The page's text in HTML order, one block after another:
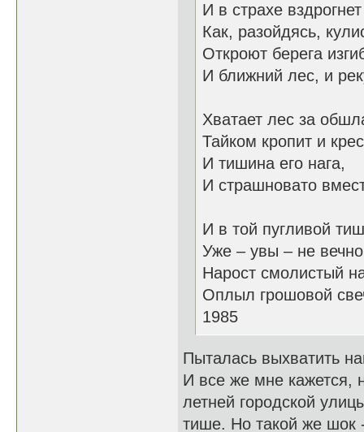
И в страхе
Как, разойдясь,
Откроют берега
И ближний лес, и
Хватает лес за
Тайком кропит и
И тишина его нага,
И страшновато
И в той пугливой
Уже – увы – не
Нарост смолистый
Оплыл грошовой
1985
Пыталась выхватить
И все же мне кажется,
летней городской
тише. Но такой же шок